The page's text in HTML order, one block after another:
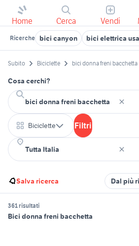
Home Cerca Vendi
Ricerche bici canyon bici elettrica
Subito Biciclette bici donna freni bacchetta
Cosa cerchi?
Biciclette Filtri
Salva ricerca Dal più
361 risultati
Bici donna freni bacchetta